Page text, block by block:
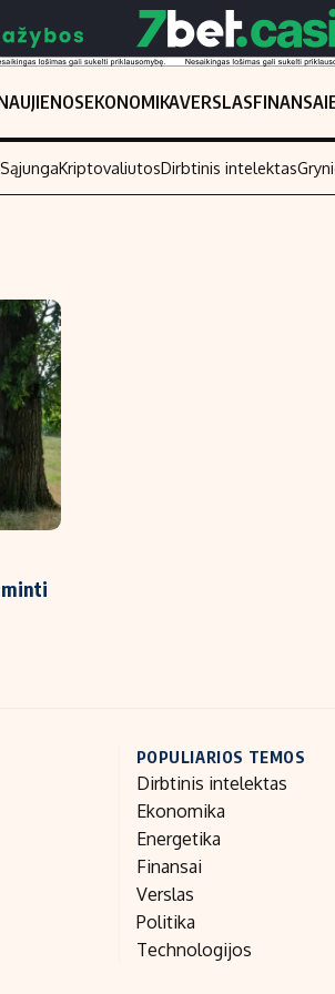
EKONOMIKAVERSLASFINANSAI
KriptovaliutosDirbtinis intelektas
POPULIARIOS TEMOS
Dirbtinis intelektas
Ekonomika
Energetika
Finansai
Verslas
Politika
Technologijos